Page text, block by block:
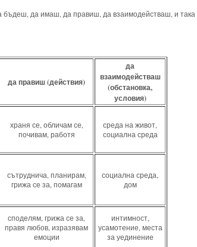
бъдеш, да имаш, да правиш, да взаимодействаш, и така
да правиш (действия)
да
взаимодействаш
(обстановка,
условия)
храня се, обличам се,
почивам, работя
среда на живот,
социална среда
сътруднича, планирам,
грижа се за, помагам
социална среда,
дом
споделям, грижа се за,
правя любов, изразявам
емоции
интимност,
усамотение, места
за уединение